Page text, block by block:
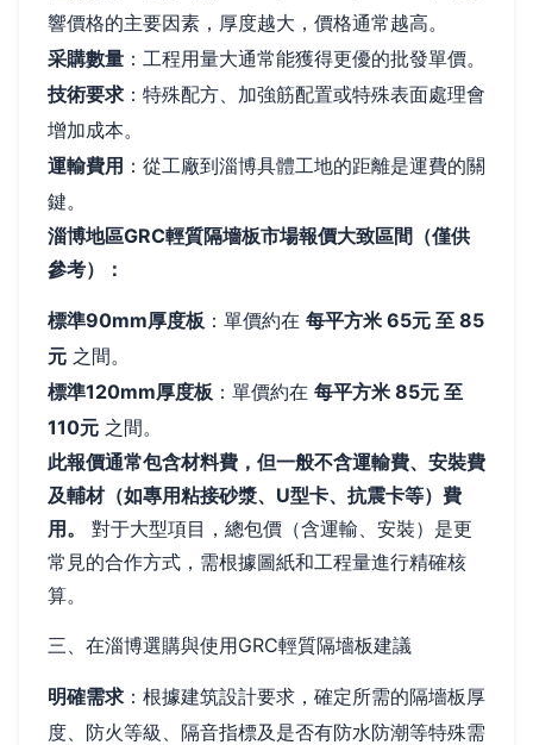
響價格的主要因素，厚度越大，價格通常越高。
采購數量 ：工程用量大通常能獲得更優的批發單價。
技術要求 ：特殊配方、加強筋配置或特殊表面處理會
增加成本。
運輸費用 ：從工廠到淄博具體工地的距離是運費的關
鍵。
淄博地區GRC輕質隔墻板市場報價大致區間（僅供
參考）：
標準90mm厚度板 ：單價約在 每平方米 65元 至 85
元 之間。
標準120mm厚度板 ：單價約在 每平方米 85元 至
110元 之間。
此報價通常包含材料費，但一般不含運輸費、安裝費
及輔材（如專用粘接砂漿、U型卡、抗震卡等）費
用。
對于大型項目，總包價（含運輸、安裝）是更
常見的合作方式，需根據圖紙和工程量進行精確核
算。
三、在淄博選購與使用GRC輕質隔墻板建議
明確需求 ：根據建筑設計要求，確定所需的隔墻板厚
度、防火等級、隔音指標及是否有防水防潮等特殊需